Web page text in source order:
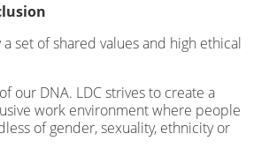
a set of shared values and high ethical
our DNA. LDC strives to create a
work environment where people
of gender, sexuality, ethnicity or